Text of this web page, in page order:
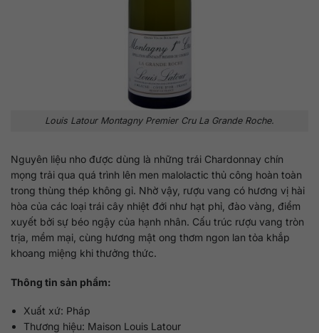
Louis Latour Montagny Premier Cru La Grande Roche.
Nguyên liệu nho được dùng là những trái Chardonnay chín
mọng trải qua quá trình lên men malolactic thủ công hoàn toàn
trong thùng thép không gỉ. Nhờ vậy, rượu vang có hương vị hài
hòa của các loại trái cây nhiệt đới như hạt phỉ, đào vàng, điểm
xuyết bởi sự béo ngậy của hạnh nhân. Cấu trúc rượu vang tròn
trịa, mềm mại, cùng hương mật ong thơm ngon lan tỏa khắp
khoang miệng khi thưởng thức.
Thông tin sản phẩm:
Xuất xứ: Pháp
Thương hiệu: Maison Louis Latour